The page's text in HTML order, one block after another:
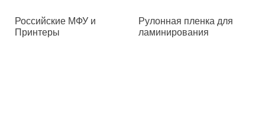
Российские МФУ и
Принтеры
Рулонная пленка для
ламинирования